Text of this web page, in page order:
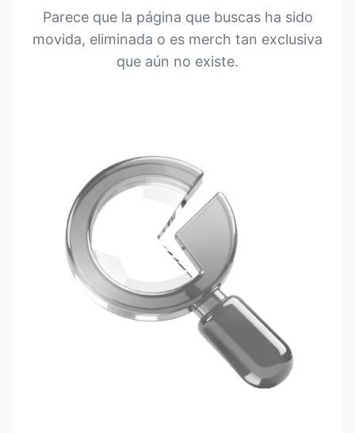
Parece que la página que buscas ha sido
movida, eliminada o es merch tan exclusiva
que aún no existe.